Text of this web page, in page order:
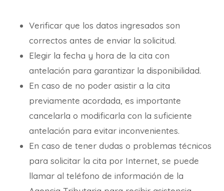
Verificar que los datos ingresados son
correctos antes de enviar la solicitud.
Elegir la fecha y hora de la cita con
antelación para garantizar la disponibilidad.
En caso de no poder asistir a la cita
previamente acordada, es importante
cancelarla o modificarla con la suficiente
antelación para evitar inconvenientes.
En caso de tener dudas o problemas técnicos
para solicitar la cita por Internet, se puede
llamar al teléfono de información de la